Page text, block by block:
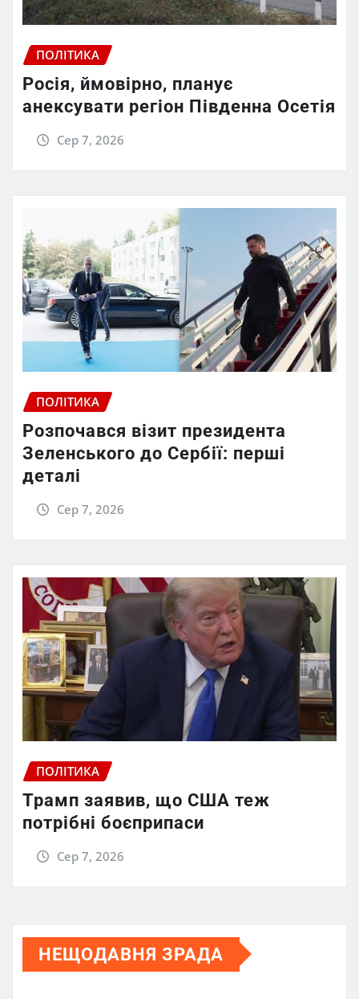
ПОЛІТИКА
Росія, ймовірно, планує
анексувати регіон Південна Осетія
Сер 7, 2026
ПОЛІТИКА
Розпочався візит президента
Зеленського до Сербії: перші
деталі
Сер 7, 2026
ПОЛІТИКА
Трамп заявив, що США теж
потрібні боєприпаси
Сер 7, 2026
НЕЩОДАВНЯ ЗРАДА